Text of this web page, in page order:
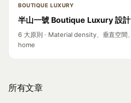
BOUTIQUE LUXURY
半山一號 Boutique Luxury 設計
6 大原則 · Material density、垂直空間
home
所有文章